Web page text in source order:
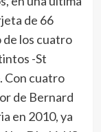
de 66
de los cuatro
-St
Con cuatro
de Bernard
en 2010, ya